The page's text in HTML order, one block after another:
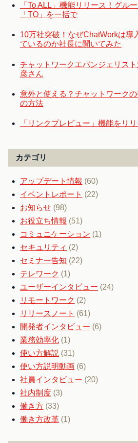
「To ALL」機能リリース！グル
「TO」を一括で
10万社突破！なぜChatWorkは導
ているのか社長に聞いてみた
チャットワークエバンジェリス
彦さん
意外と使える？チャットワーク
の方法
「リンクプレビュー」機能をリ
カテゴリ
アップデート情報 (60)
イベントレポート (22)
お知らせ (98)
お役立ち情報 (51)
コミュニケーション (1)
セキュリティ (2)
セミナー告知 (22)
テレワーク (1)
ユーザーインタビュー (24)
リモートワーク (2)
リリースノート (61)
開発者インタビュー (6)
業務効率化 (1)
使い方解説 (31)
使い方説明動画 (6)
社員インタビュー (20)
社内制度 (3)
働き方 (33)
働き方改革 (1)